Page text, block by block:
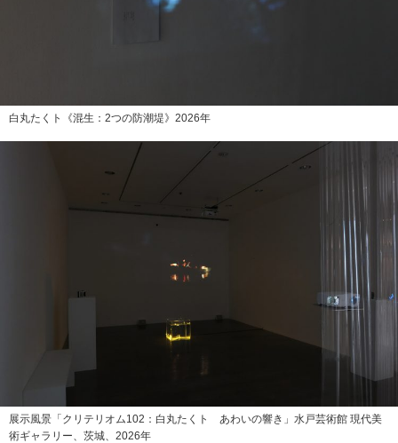
白丸たくト《混生：2つの防潮堤》2026年
展示風景「クリテリオム102：白丸たくト あわいの響き」水戸芸術館 現代美
術ギャラリー、茨城、2026年